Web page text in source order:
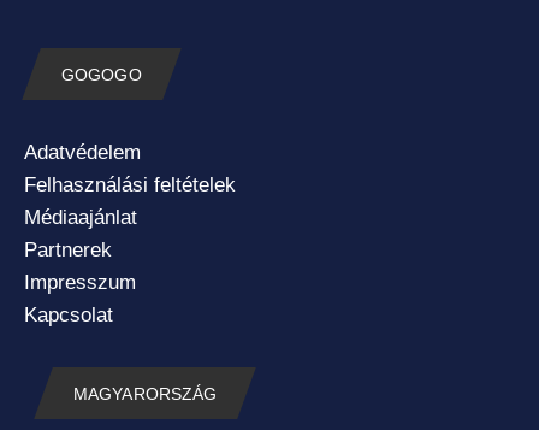
GOGOGO
Adatvédelem
Felhasználási feltételek
Médiaajánlat
Partnerek
Impresszum
Kapcsolat
MAGYARORSZÁG